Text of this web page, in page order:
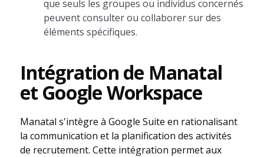
que seuls les groupes ou individus concernés
peuvent consulter ou collaborer sur des
éléments spécifiques.
Intégration de Manatal
et Google Workspace
Manatal s'intègre à Google Suite en rationalisant
la communication et la planification des activités
de recrutement. Cette intégration permet aux